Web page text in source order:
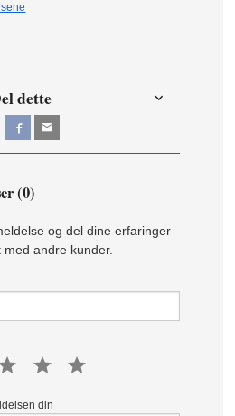
dette
(0)
og del dine erfaringer
andre kunder.
4 star 5 star
din